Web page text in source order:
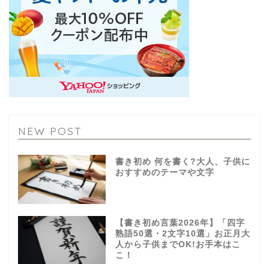
NEW POST
書き初め 何を書く?大人、子供に
おすすめのテーマや文字
【書き初め言葉2026年】「四字
熟語50選・2文字10選」お正月大
人から子供までOK!お手本はこ
こ！